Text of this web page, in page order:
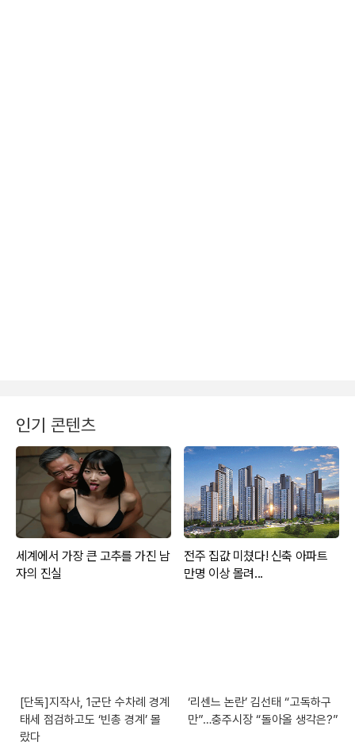
인기 콘텐츠
[단독]지작사, 1군단 수차례 경계
태세 점검하고도 ‘빈총 경계’ 몰
랐다
‘리센느 논란’ 김선태 “고독하구
만”…충주시장 “돌아올 생각은?”